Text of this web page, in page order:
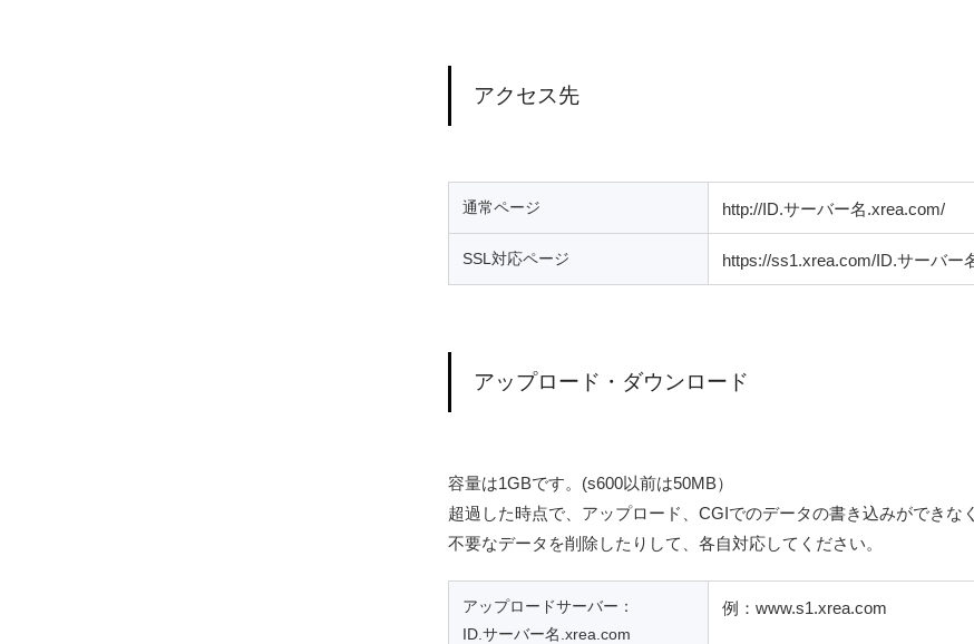
アクセス先
通常ページ http://ID.サーバー名.xrea.com/
SSL対応ページ https://ss1.xrea.com/ID.サーバー
アップロード・ダウンロード
容量は1GBです。(s600以前は50MB）
超過した時点で、アップロード、CGIでのデータの書き込みができな
不要なデータを削除したりして、各自対応してください。
アップロードサーバー：
ID.サーバー名.xrea.com
例：www.s1.xrea.com